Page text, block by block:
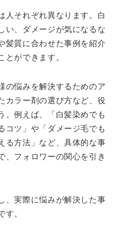
人それぞれ異なります。白
い、ダメージが気になるな
髪質に合わせた事例を紹介
とができます。
の悩みを解決するためのア
カラー剤の選び方など、役
。例えば、「白髪染めでも
コツ」や「ダメージ毛でも
る方法」など、具体的な事
、フォロワーの関心を引き
、実際に悩みが解決した事
す。